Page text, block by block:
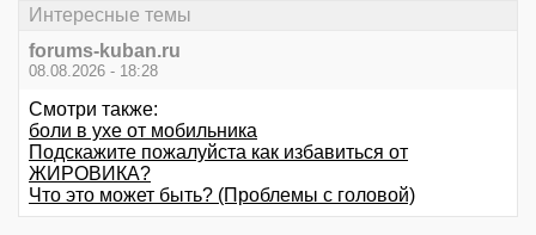
Интересные темы
forums-kuban.ru
08.08.2026 - 18:28
Смотри также:
боли в ухе от мобильника
Подскажите пожалуйста как избавиться от
ЖИРОВИКА?
Что это может быть? (Проблемы с головой)